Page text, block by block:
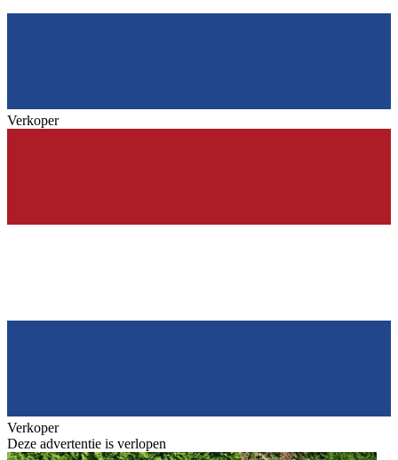
Verkoper
Verkoper
Deze advertentie is verlopen